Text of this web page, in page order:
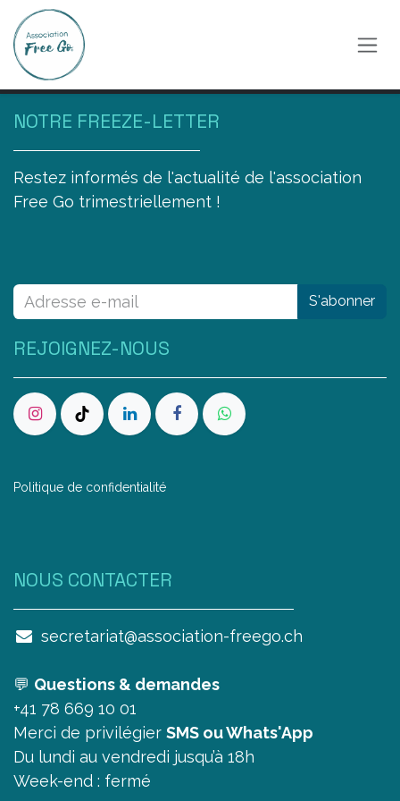
Se rendre au contenu
NOTRE FREEZE-LETTER
Restez informés de l'actualité de l'association
Free Go trimestriellement !
REJOIGNEZ-NOUS
Politique de confidentialité
NOUS CONTAC​TER
secretariat@association-freego.ch
💬 Questions & demandes
+41 78 669 10 01
Merci de privilégier SMS ou Whats'App
Du lundi au vendredi jusqu’à 18h
Week-end : fermé
S'abonner